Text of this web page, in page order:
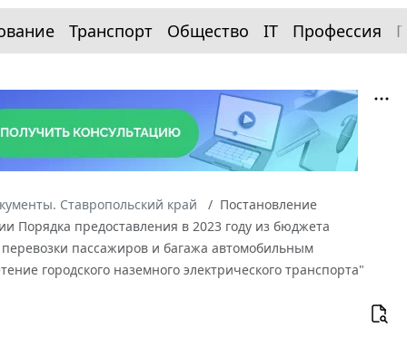
Транспорт Общество IT Профессия
Ставропольский край
Постановление
Порядка предоставления в 2023 году из бюджета
пассажиров и багажа автомобильным
городского наземного электрического транспорта"